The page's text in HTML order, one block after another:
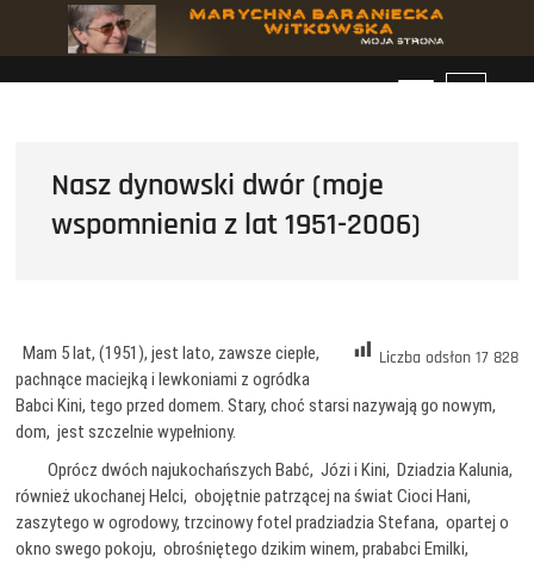
P
n
Nasz dynowski dwór (moje
wspomnienia z lat 1951-2006)
Liczba odsłon 17 828
Mam 5 lat, (1951), jest lato, zawsze ciepłe,
pachnące maciejką i lewkoniami z ogródka
Babci Kini, tego przed domem. Stary, choć starsi nazywają go nowym,
dom, jest szczelnie wypełniony.
Oprócz dwóch najukochańszych Babć, Józi i Kini, Dziadzia Kalunia,
również ukochanej Helci, obojętnie patrzącej na świat Cioci Hani,
zaszytego w ogrodowy, trzcinowy fotel pradziadzia Stefana, opartej o
okno swego pokoju, obrośniętego dzikim winem, prababci Emilki,